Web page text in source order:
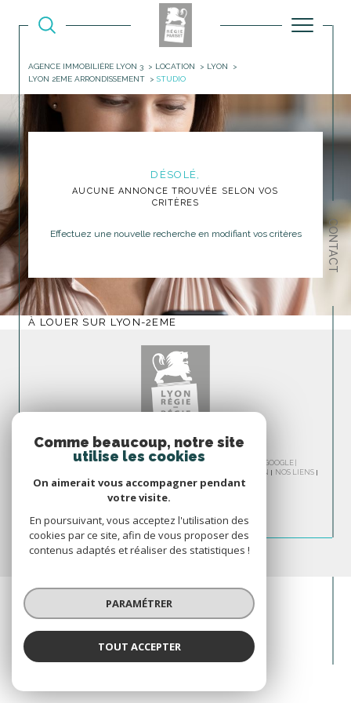
CONTACT
AGENCE IMMOBILIÈRE LYON 3 LOCATION
LYON
LYON 2EME ARRONDISSEMENT
STUDIO
DÉSOLÉ,
AUCUNE ANNONCE TROUVÉE SELON VOS
CRITÈRES
Effectuez une nouvelle recherche en modifiant vos critères
À LOUER SUR LYON-2EME
© 2026 | TOUS DROITS RÉSERVÉS | TRADUCTION POWERED BY GOOGLE |
ADMIN
NOS LIENS
POLITIQUE RGPD
COOKIES
Comme beaucoup, notre site
utilise les cookies
On aimerait vous accompagner pendant
votre visite.
En poursuivant, vous acceptez l'utilisation des
cookies par ce site, afin de vous proposer des
contenus adaptés et réaliser des statistiques !
PARAMÉTRER
TOUT ACCEPTER